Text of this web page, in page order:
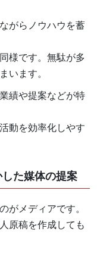
がらノウハウを蓄
様です。無駄が多
います。
績や提案などが特
動を効率化しやす
た媒体の提案
がメディアです。
原稿を作成しても